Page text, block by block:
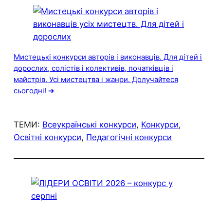
Мистецькі конкурси авторів і виконавців. Для дітей і
дорослих, солістів і колективів, початківців і
майстрів. Усі мистецтва і жанри. Долучайтеся
сьогодні! ➔
ТЕМИ: Всеукраїнські конкурси, Конкурси
Освітні конкурси, Педагогічні конкурси